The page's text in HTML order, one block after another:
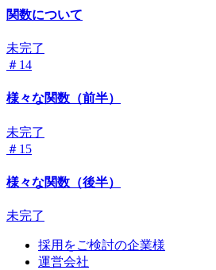
関数について
未完了
＃14
様々な関数（前半）
未完了
＃15
様々な関数（後半）
未完了
採用をご検討の企業様
運営会社